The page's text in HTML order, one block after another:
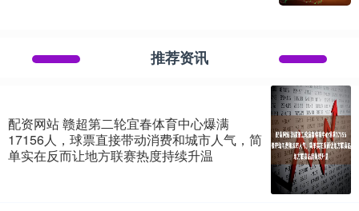
推荐资讯
配资网站 赣超第二轮宜春体育中心爆满
17156人，球票直接带动消费和城市人气，简
单实在反而让地方联赛热度持续升温